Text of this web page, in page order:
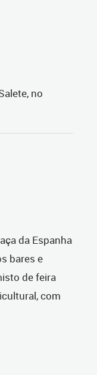
no
da Espanha
bares e
de feira
com